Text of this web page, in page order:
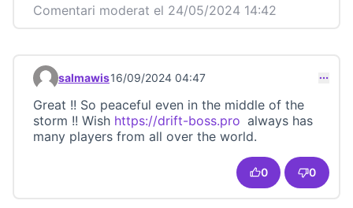
Comentari moderat el 24/05/2024 14:42
Comentari 23389
salmawis16/09/2024 04:47
Great !! So peaceful even in the middle of the
storm !! Wish https://drift-boss.pro
(Link externo)
always has
many players from all over the world.
0 0